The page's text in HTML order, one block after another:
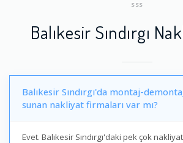
SSS
Balıkesir Sındırgı
Balıkesir Sındırgı'da montaj-
sunan nakliyat firmaları var mı?
Evet. Balıkesir Sındırgı'daki pek çok